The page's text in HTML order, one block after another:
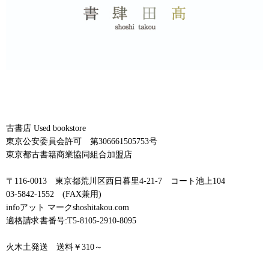
古書店 Used bookstore
東京公安委員会許可 第306661505753号
東京都古書籍商業協同組合加盟店
〒116-0013 東京都荒川区西日暮里4-21-7 コート池上104
03-5842-1552 (FAX兼用)
infoアット マークshoshitakou.com
適格請求書番号:T5-8105-2910-8095
火木土発送 送料￥310～